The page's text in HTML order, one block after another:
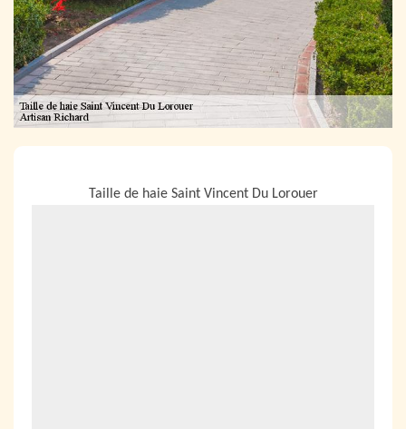
Taille de haie Saint Vincent Du Lorouer